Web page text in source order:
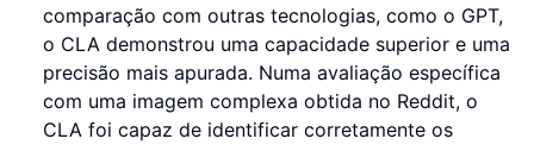
comparação com outras tecnologias, como o GPT,
o CLA demonstrou uma capacidade superior e uma
precisão mais apurada. Numa avaliação específica
com uma imagem complexa obtida no Reddit, o
CLA foi capaz de identificar corretamente os